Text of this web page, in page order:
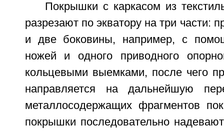
Покрышки с каркасом из
разрезают по экватору на три части:
и две боковины, например, с
ножей и одного приводного
кольцевыми выемками, после чего
направляется на дальнейшую
металлосодержащих фрагментов
покрышки последовательно